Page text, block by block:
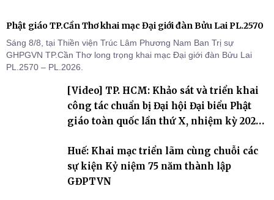
Phật giáo TP.Cần Thơ khai mạc Đại giới đàn Bửu Lai PL.2570
Sáng 8/8, tại Thiền viện Trúc Lâm Phương Nam Ban Trị sự
GHPGVN TP.Cần Thơ long trọng khai mạc Đại giới đàn Bửu Lai
PL.2570 – PL.2026.
[Video] TP. HCM: Khảo sát và triển khai
công tác chuẩn bị Đại hội Đại biểu Phật
giáo toàn quốc lần thứ X, nhiệm kỳ 2026-
Huế: Khai mạc triển lãm cùng chuỗi các
sự kiện Kỷ niệm 75 năm thành lập
GĐPTVN